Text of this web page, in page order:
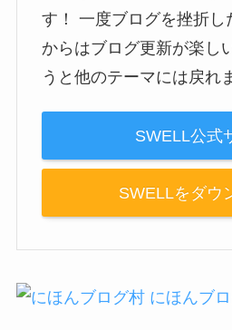
す！ 一度ブログを挫折し
からはブログ更新が楽し
うと他のテーマには戻れ
SWELL公式
SWELLをダウ